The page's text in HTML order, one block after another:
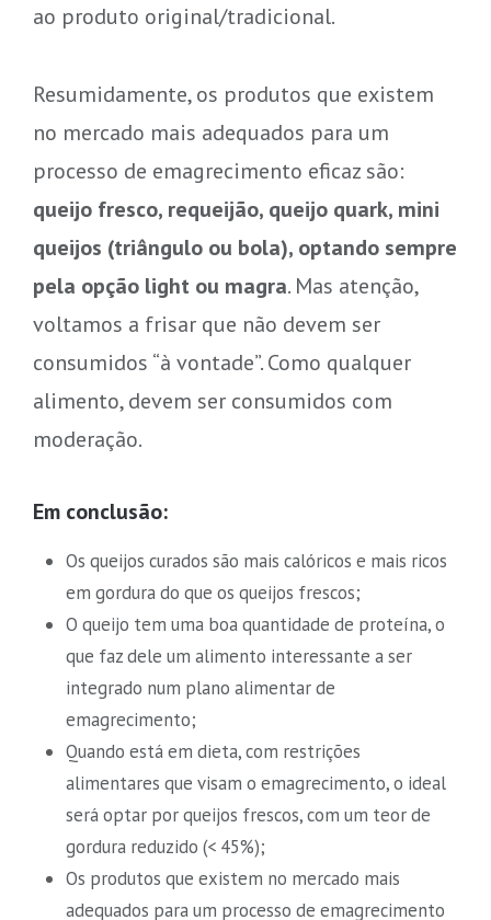
ao produto original/tradicional.
Resumidamente, os produtos que existem
no mercado mais adequados para um
processo de emagrecimento eficaz são:
queijo fresco, requeijão, queijo quark, mini
queijos (triângulo ou bola), optando sempre
pela opção light ou magra. Mas atenção,
voltamos a frisar que não devem ser
consumidos “à vontade”. Como qualquer
alimento, devem ser consumidos com
moderação.
Em conclusão:
Os queijos curados são mais calóricos e mais ricos
em gordura do que os queijos frescos;
O queijo tem uma boa quantidade de proteína, o
que faz dele um alimento interessante a ser
integrado num plano alimentar de
emagrecimento;
Quando está em dieta, com restrições
alimentares que visam o emagrecimento, o ideal
será optar por queijos frescos, com um teor de
gordura reduzido (< 45%);
Os produtos que existem no mercado mais
adequados para um processo de emagrecimento